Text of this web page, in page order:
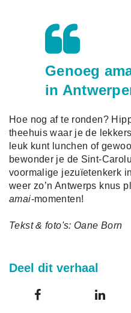
Genoeg
in
Hoe nog af te ronden?
theehuis waar je de
leuk kunt lunchen of
bewonder je de Sint-
voormalige jezuïetenkerk
weer zo’n Antwerps knus
amai-momenten!
Tekst & foto's: Oane Born
Deel dit verhaal